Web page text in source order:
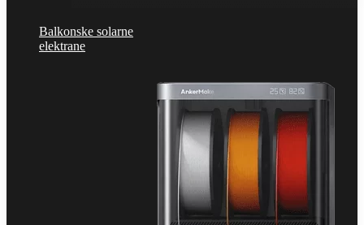
Balkonske solarne
elektrane